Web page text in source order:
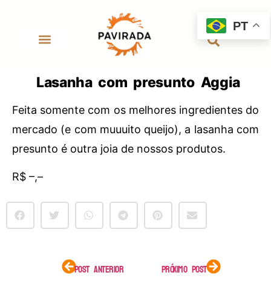
Lasanha com presunto Aggia
Feita somente com os melhores ingredientes do
mercado (e com muuuito queijo), a lasanha com
presunto é outra joia de nossos produtos.
R$ –,–
POST ANTERIOR PRÓXIMO POST
PT